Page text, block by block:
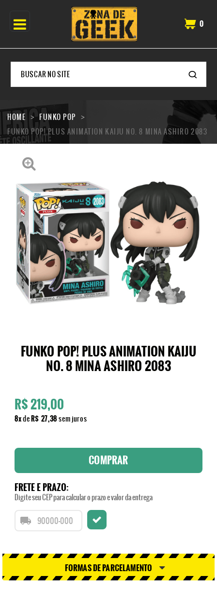
0
HOME
FUNKO POP
FUNKO POP! PLUS ANIMATION KAIJU NO. 8 MINA ASHIRO 2083
FUNKO POP! PLUS ANIMATION KAIJU
NO. 8 MINA ASHIRO 2083
R$ 219,00
8xdeR$ 27,38sem juros
COMPRAR
FRETE E PRAZO:
Digite seu CEP para calcular o prazo e valor da entrega
FORMAS DE PARCELAMENTO